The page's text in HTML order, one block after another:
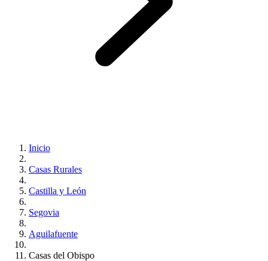
Inicio
Casas Rurales
Castilla y León
Segovia
Aguilafuente
Casas del Obispo